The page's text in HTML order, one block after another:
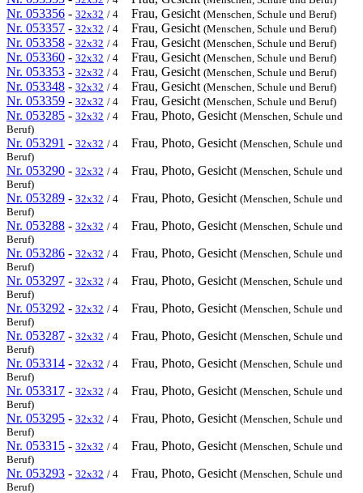
Nr. 053356 - 32x32 / 4 Frau, Gesicht (Menschen, Schule und Beruf)
Nr. 053357 - 32x32 / 4 Frau, Gesicht (Menschen, Schule und Beruf)
Nr. 053358 - 32x32 / 4 Frau, Gesicht (Menschen, Schule und Beruf)
Nr. 053360 - 32x32 / 4 Frau, Gesicht (Menschen, Schule und Beruf)
Nr. 053353 - 32x32 / 4 Frau, Gesicht (Menschen, Schule und Beruf)
Nr. 053348 - 32x32 / 4 Frau, Gesicht (Menschen, Schule und Beruf)
Nr. 053359 - 32x32 / 4 Frau, Gesicht (Menschen, Schule und Beruf)
Nr. 053285 - 32x32 / 4 Frau, Photo, Gesicht (Menschen, Schule und
Beruf)
Nr. 053291 - 32x32 / 4 Frau, Photo, Gesicht (Menschen, Schule und
Beruf)
Nr. 053290 - 32x32 / 4 Frau, Photo, Gesicht (Menschen, Schule und
Beruf)
Nr. 053289 - 32x32 / 4 Frau, Photo, Gesicht (Menschen, Schule und
Beruf)
Nr. 053288 - 32x32 / 4 Frau, Photo, Gesicht (Menschen, Schule und
Beruf)
Nr. 053286 - 32x32 / 4 Frau, Photo, Gesicht (Menschen, Schule und
Beruf)
Nr. 053297 - 32x32 / 4 Frau, Photo, Gesicht (Menschen, Schule und
Beruf)
Nr. 053292 - 32x32 / 4 Frau, Photo, Gesicht (Menschen, Schule und
Beruf)
Nr. 053287 - 32x32 / 4 Frau, Photo, Gesicht (Menschen, Schule und
Beruf)
Nr. 053314 - 32x32 / 4 Frau, Photo, Gesicht (Menschen, Schule und
Beruf)
Nr. 053317 - 32x32 / 4 Frau, Photo, Gesicht (Menschen, Schule und
Beruf)
Nr. 053295 - 32x32 / 4 Frau, Photo, Gesicht (Menschen, Schule und
Beruf)
Nr. 053315 - 32x32 / 4 Frau, Photo, Gesicht (Menschen, Schule und
Beruf)
Nr. 053293 - 32x32 / 4 Frau, Photo, Gesicht (Menschen, Schule und
Beruf)